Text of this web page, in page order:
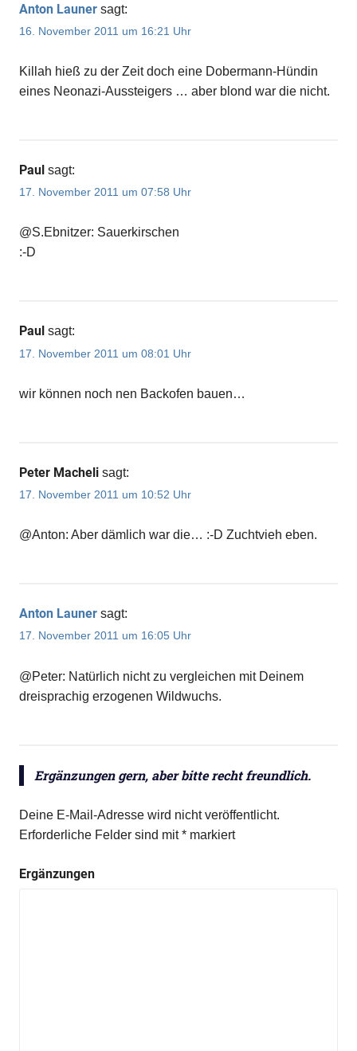
Anton Launer sagt:
16. November 2011 um 16:21 Uhr
Killah hieß zu der Zeit doch eine Dobermann-Hündin
eines Neonazi-Aussteigers … aber blond war die nicht.
Paul sagt:
17. November 2011 um 07:58 Uhr
@S.Ebnitzer: Sauerkirschen
:-D
Paul sagt:
17. November 2011 um 08:01 Uhr
wir können noch nen Backofen bauen…
Peter Macheli sagt:
17. November 2011 um 10:52 Uhr
@Anton: Aber dämlich war die… :-D Zuchtvieh eben.
Anton Launer sagt:
17. November 2011 um 16:05 Uhr
@Peter: Natürlich nicht zu vergleichen mit Deinem
dreisprachig erzogenen Wildwuchs.
Ergänzungen gern, aber bitte recht freundlich.
Deine E-Mail-Adresse wird nicht veröffentlicht.
Erforderliche Felder sind mit* markiert
Ergänzungen